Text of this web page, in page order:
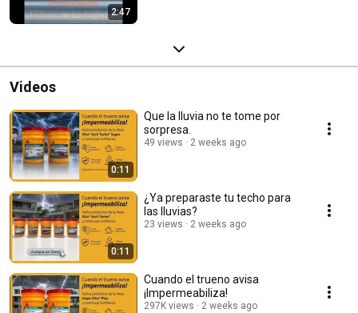
2:47
Videos
0:11
Que la lluvia no te tome por
sorpresa.
49 views 2 weeks ago
0:11
¿Ya preparaste tu techo para
las lluvias?
23 views 2 weeks ago
Cuando el trueno avisa
¡Impermeabiliza!
297K views 2 weeks ago